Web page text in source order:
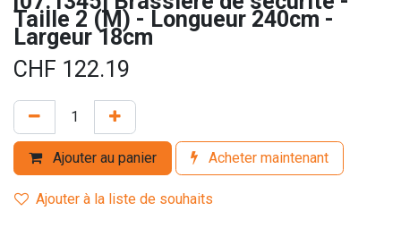
Taille 2 (M) - Longueur 240cm -
Largeur 18cm
CHF 122.19
Ajouter au panier Acheter maintenant
Ajouter à la liste de souhaits